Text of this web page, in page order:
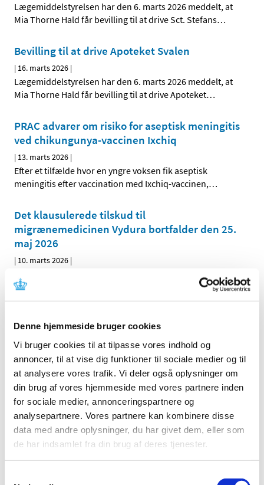
Denne hjemmeside bruger cookies
Vi bruger cookies til at tilpasse vores indhold og
annoncer, til at vise dig funktioner til sociale medier og til
at analysere vores trafik. Vi deler også oplysninger om
din brug af vores hjemmeside med vores partnere inden
for sociale medier, annonceringspartnere og
analysepartnere. Vores partnere kan kombinere disse
data med andre oplysninger, du har givet dem, eller som
de har indsamlet fra din brug af deres tjenester.
Lægemiddelstyrelsen har den 6. marts 2026 meddelt, at
Mia Thorne Hald får bevilling til at drive Sct. Stefans…
Bevilling til at drive Apoteket Svalen
| 16. marts 2026 |
Lægemiddelstyrelsen har den 6. marts 2026 meddelt, at
Mia Thorne Hald får bevilling til at drive Apoteket…
PRAC advarer om risiko for aseptisk meningitis
ved chikungunya-vaccinen Ixchiq
| 13. marts 2026 |
Efter et tilfælde hvor en yngre voksen fik aseptisk
meningitis efter vaccination med Ixchiq-vaccinen,…
Det klausulerede tilskud til
migrænemedicinen Vydura bortfalder den 25.
maj 2026
| 10. marts 2026 |
Patienter, der anvender Vydura til akut behandling af
migræneanfald, skal fremover have bevilget
med olopatadin + mometason, levocabastin og
azelastin
|6. marts 2026 |
På baggrund af prisændringer anbefaler
Medicintilskudsnævnet i et revideret forslag til…
Til kliniske forsøg med ATMP: Vejledning til
indhold af Investigator´s Brochure udgivet
Investigator´s Brochure for kliniske forsøg med ATMP